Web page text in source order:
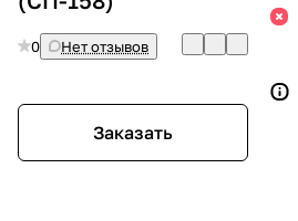
0 Нет отзывов
Заказать